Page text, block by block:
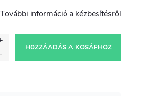
További információ a kézbesítésről
HOZZÁADÁS A KOSÁRHOZ